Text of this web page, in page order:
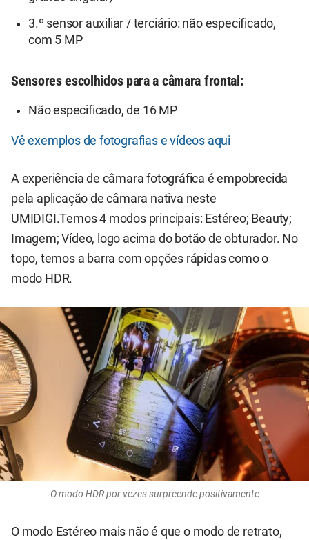
3.º sensor auxiliar / terciário: não especificado,
com 5 MP
Sensores escolhidos para a câmara frontal:
Não especificado, de 16 MP
Vê exemplos de fotografias e vídeos aqui
A experiência de câmara fotográfica é empobrecida
pela aplicação de câmara nativa neste
UMIDIGI.Temos 4 modos principais: Estéreo; Beauty;
Imagem; Vídeo, logo acima do botão de obturador. No
topo, temos a barra com opções rápidas como o
modo HDR.
O modo HDR por vezes surpreende positivamente
O modo Estéreo mais não é que o modo de retrato,